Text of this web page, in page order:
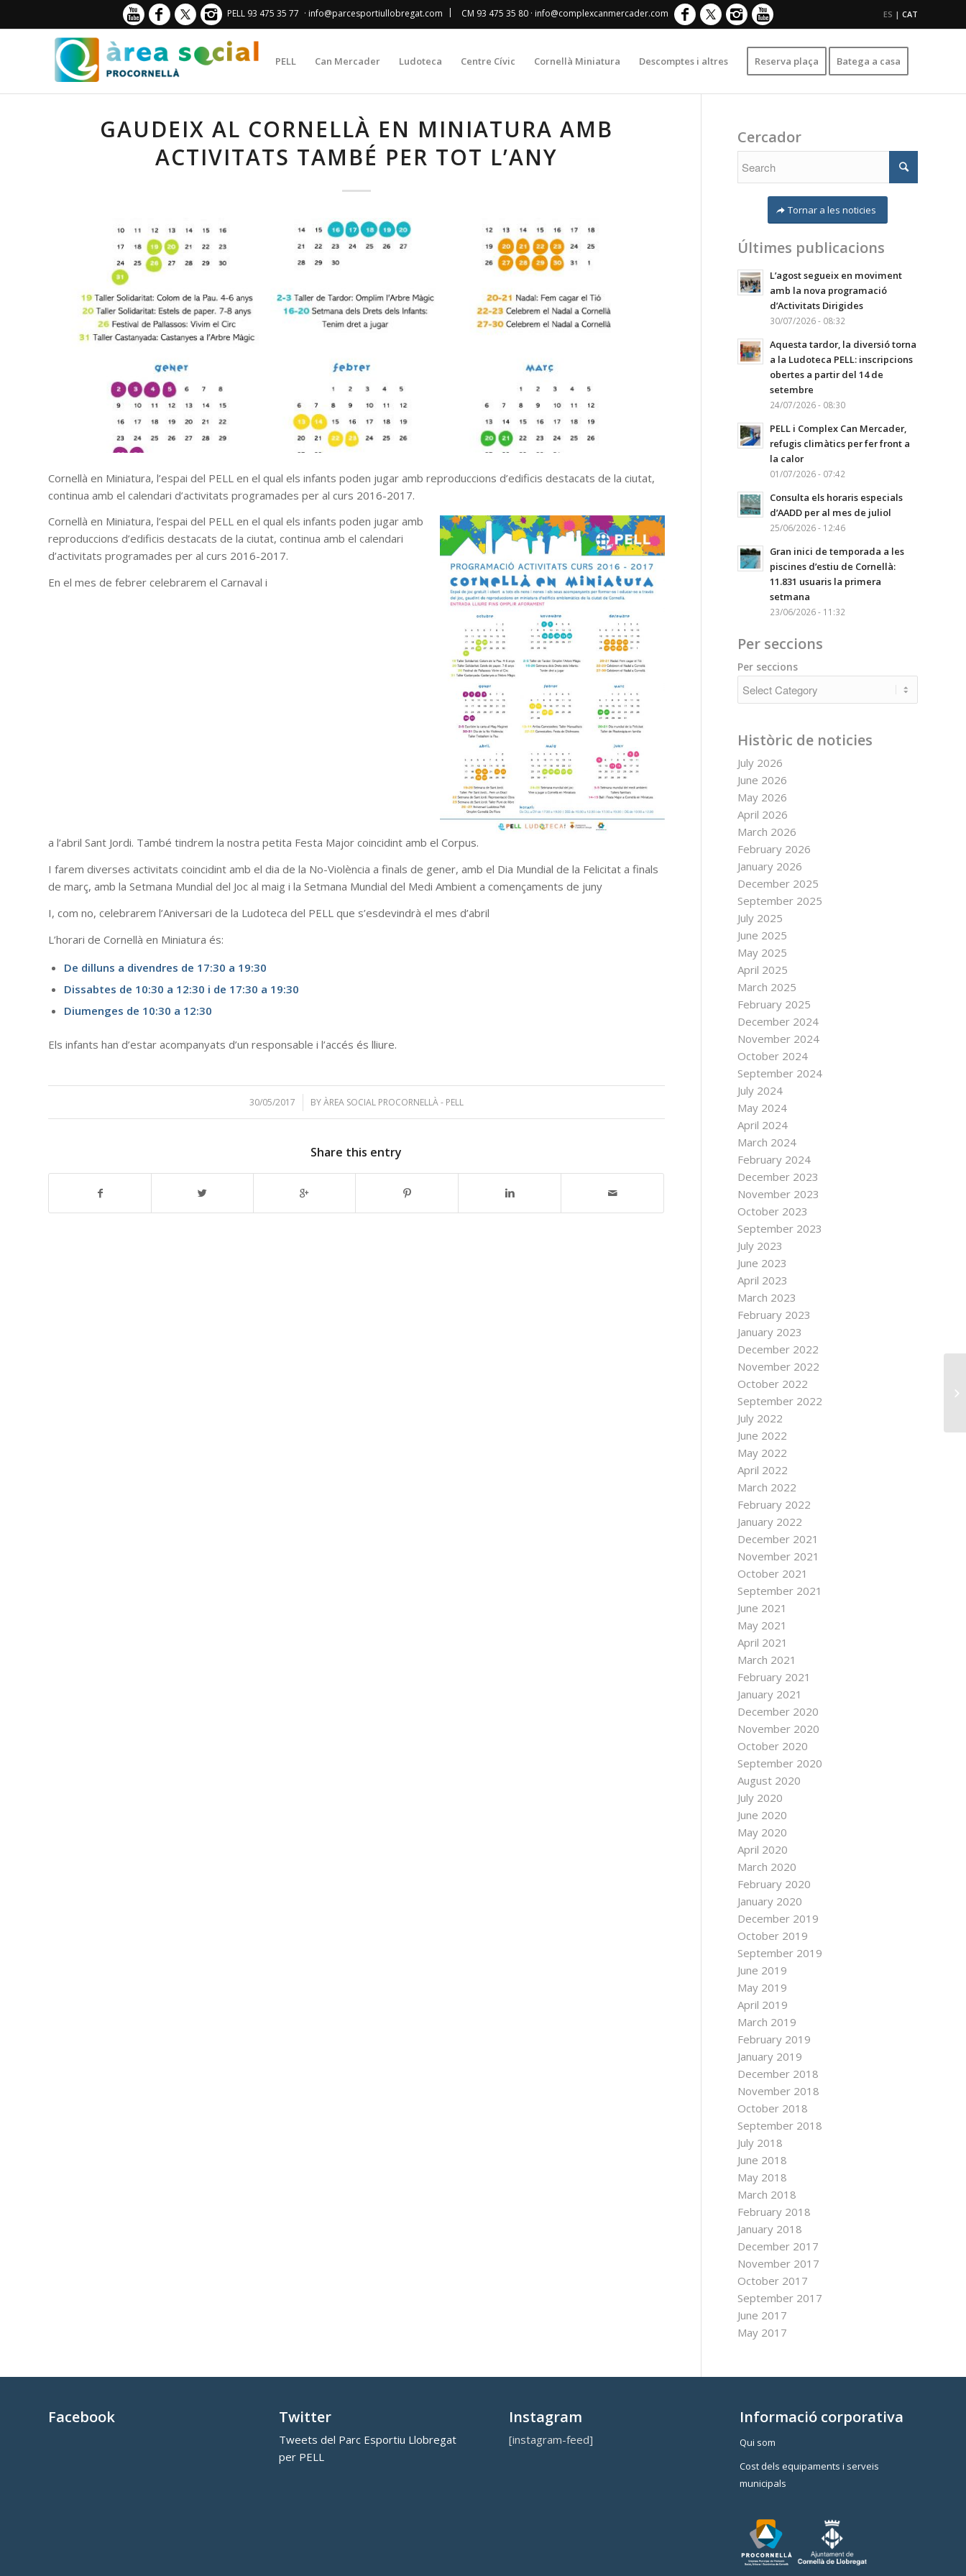
PELL 93 475 35 77 · info@parcesportiullobregat.com | CM 93 475 35 80· info@complexcanmercader.com ES | CAT
PELL Can Mercader Ludoteca Centre Cívic Cornellà Miniatura Descomptes i altres Reserva plaça Batega a casa
GAUDEIX AL CORNELLÀ EN MINIATURA AMB
ACTIVITATS TAMBÉ PER TOT L’ANY
Cornellà en Miniatura, l’espai del PELL en el qual els infants poden jugar amb reproduccions d’edificis destacats de la ciutat,
continua amb el calendari d’activitats programades per al curs 2016-2017.
Cornellà en Miniatura, l’espai del PELL en el qual els infants poden jugar amb
reproduccions d’edificis destacats de la ciutat, continua amb el calendari
d’activitats programades per al curs 2016-2017.
En el mes de febrer celebrarem el Carnaval i
a l’abril Sant Jordi. També tindrem la nostra petita Festa Major coincidint amb el Corpus.
I farem diverses activitats coincidint amb el dia de la No-Violència a finals de gener, amb el Dia Mundial de la Felicitat a finals
de març, amb la Setmana Mundial del Joc al maig i la Setmana Mundial del Medi Ambient a començaments de juny
I, com no, celebrarem l’Aniversari de la Ludoteca del PELL que s’esdevindrà el mes d’abril
L’horari de Cornellà en Miniatura és:
De dilluns a divendres de 17:30 a 19:30
Dissabtes de 10:30 a 12:30 i de 17:30 a 19:30
Diumenges de 10:30 a 12:30
Els infants han d’estar acompanyats d’un responsable i l’accés és lliure.
30/05/2017
/ BYÀREA SOCIAL PROCORNELLÀ - PELL
Share this entry
Cercador
Tornar a les noticies
Últimes publicacions
L’agost segueix en moviment
amb la nova programació
d’Activitats Dirigides
30/07/2026 - 08:32
Aquesta tardor, la diversió torna
a la Ludoteca PELL: inscripcions
obertes a partir del 14 de
setembre
24/07/2026 - 08:30
PELL i Complex Can Mercader,
refugis climàtics per fer front a
la calor
01/07/2026 - 07:42
Consulta els horaris especials
d’AADD per al mes de juliol
25/06/2026 - 12:46
Gran inici de temporada a les
piscines d’estiu de Cornellà:
11.831 usuaris la primera
setmana
23/06/2026 - 11:32
Per seccions
Per seccions
Històric de noticies
July 2026
June 2026
May 2026
April 2026
March 2026
February 2026
January 2026
December 2025
September 2025
July 2025
June 2025
May 2025
April 2025
March 2025
February 2025
December 2024
November 2024
October 2024
September 2024
July 2024
May 2024
April 2024
March 2024
February 2024
December 2023
November 2023
October 2023
September 2023
July 2023
June 2023
April 2023
March 2023
February 2023
January 2023
December 2022
November 2022
October 2022
September 2022
July 2022
June 2022
May 2022
April 2022
March 2022
February 2022
January 2022
December 2021
November 2021
October 2021
September 2021
June 2021
May 2021
April 2021
March 2021
February 2021
January 2021
December 2020
November 2020
October 2020
September 2020
August 2020
July 2020
June 2020
May 2020
April 2020
March 2020
February 2020
January 2020
December 2019
October 2019
September 2019
June 2019
May 2019
April 2019
March 2019
February 2019
January 2019
December 2018
November 2018
October 2018
September 2018
July 2018
June 2018
May 2018
March 2018
February 2018
January 2018
December 2017
November 2017
October 2017
September 2017
June 2017
May 2017
Facebook Twitter
Tweets del Parc Esportiu Llobregat
per PELL
Instagram
[instagram-feed]
Informació corporativa
Qui som
Cost dels equipaments i serveis
municipals